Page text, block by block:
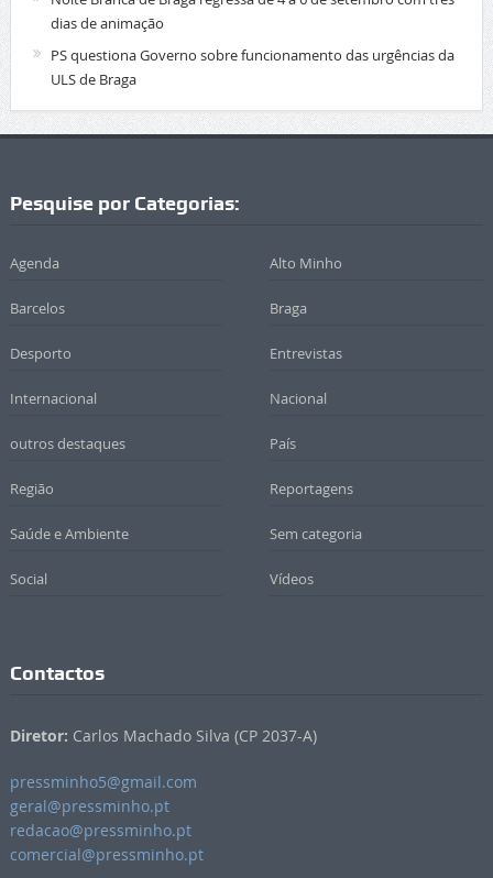
dias de animação
PS questiona Governo sobre funcionamento das urgências da
ULS de Braga
Pesquise por Categorias:
Agenda Alto Minho
Barcelos Braga
Desporto Entrevistas
Internacional Nacional
outros destaques País
Região Reportagens
Saúde e Ambiente Sem categoria
Social Vídeos
Contactos
Diretor: Carlos Machado Silva (CP 2037-A)
pressminho5@gmail.com
geral@pressminho.pt
redacao@pressminho.pt
comercial@pressminho.pt